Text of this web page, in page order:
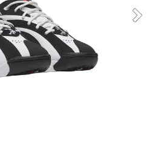
MARKI
DZIECKO
PROMOCJE